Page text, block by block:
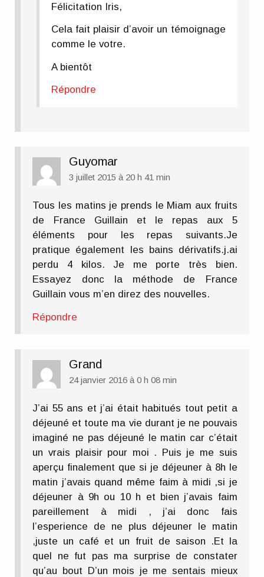
Félicitation Iris,
Cela fait plaisir d’avoir un témoignage
comme le votre.
A bientôt
Répondre
Guyomar
3 juillet 2015 à 20 h 41 min
Tous les matins je prends le Miam aux fruits
de France Guillain et le repas aux 5
éléments pour les repas suivants.Je
pratique également les bains dérivatifs.j.ai
perdu 4 kilos. Je me porte très bien.
Essayez donc la méthode de France
Guillain vous m’en direz des nouvelles.
Répondre
Grand
24 janvier 2016 à 0 h 08 min
J’ai 55 ans et j’ai était habitués tout petit a
déjeuné et toute ma vie durant je ne pouvais
imaginé ne pas déjeuné le matin car c’était
un vrais plaisir pour moi . Puis je me suis
aperçu finalement que si je déjeuner à 8h le
matin j’avais quand même faim à midi ,si je
déjeuner à 9h ou 10 h et bien j’avais faim
pareillement à midi , j’ai donc fais
l’esperience de ne plus déjeuner le matin
,juste un café et un fruit de saison .Et la
quel ne fut pas ma surprise de constater
qu’au bout D’un mois je me sentais mieux